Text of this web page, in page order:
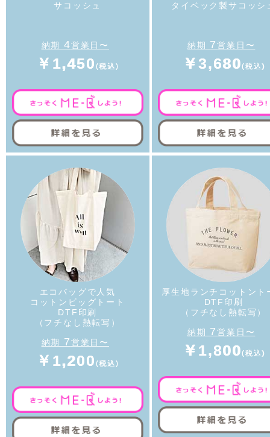
サコッシュ
納期 4営業日〜
￥1,450
タイベック製サコッシ
納期 7営業日〜
￥3,680
エコバッグで人気
コットンビッグトート
DTF印刷
（フチなし熱転写）
納期 7営業日〜
￥1,200
厚生地ランチコットント
DTF印刷
（フチなし熱転写）
納期 7営業日〜
￥1,800